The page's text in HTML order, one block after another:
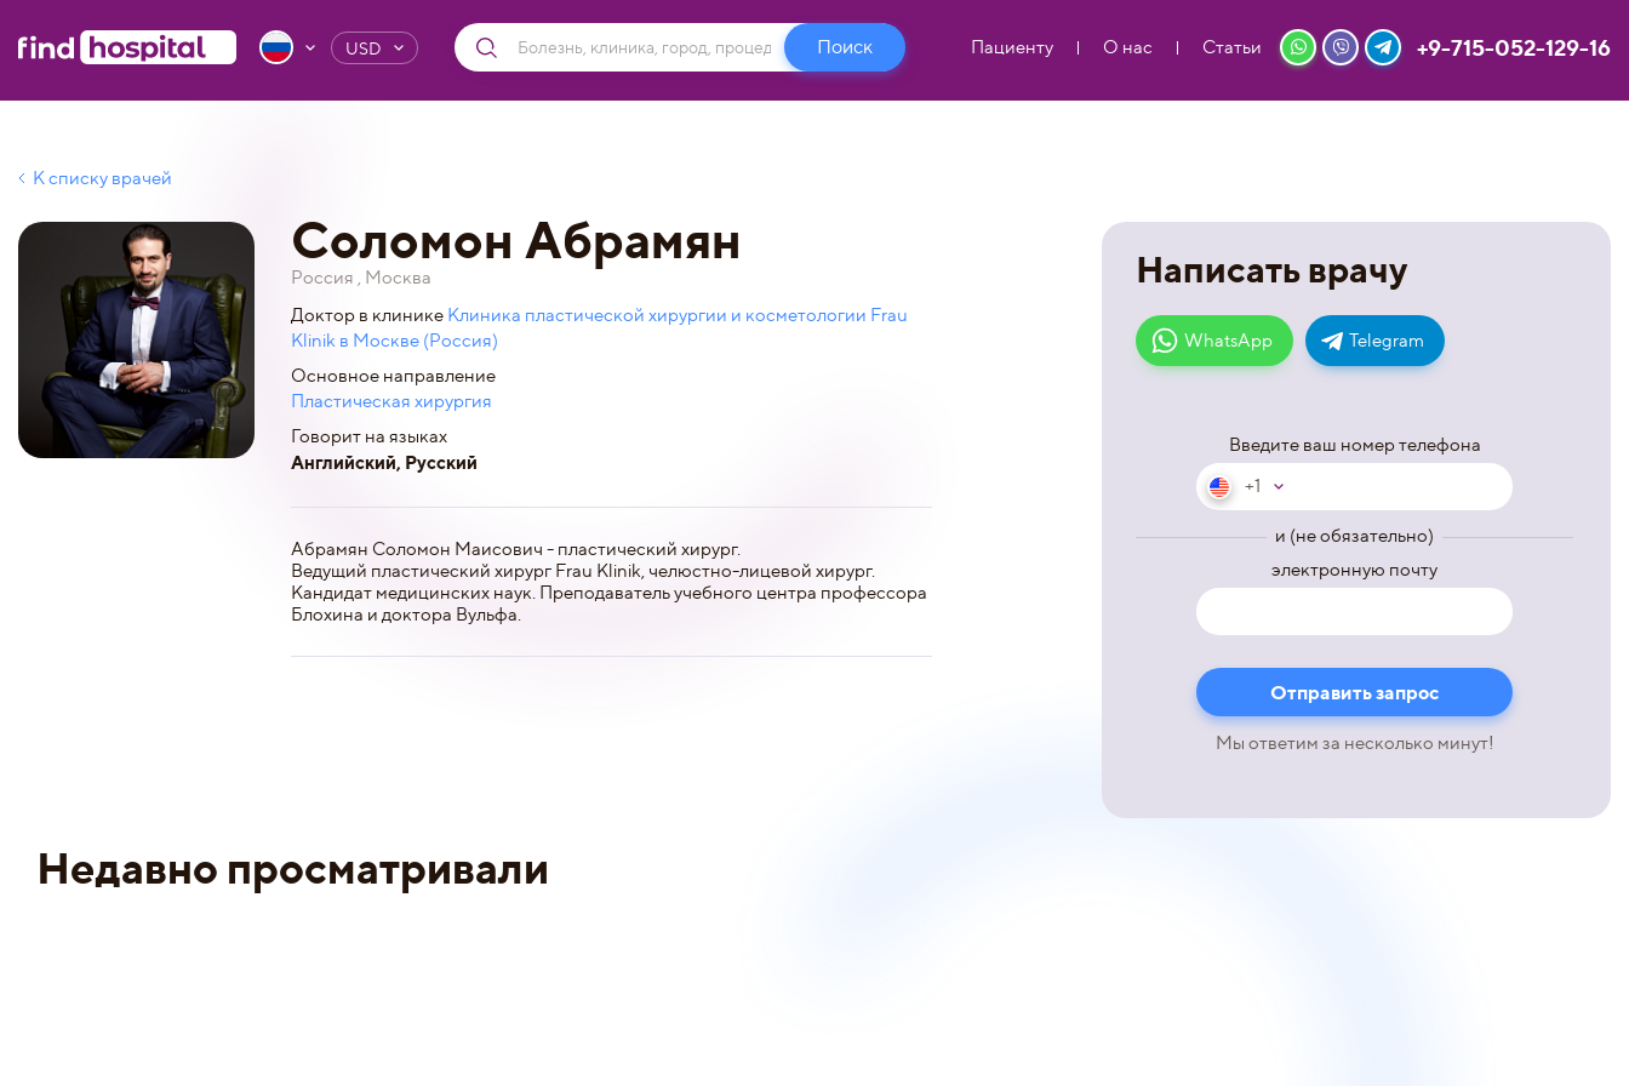
USD Пациенту О нас Статьи +9-715-052-129-16
К списку врачей
Написать врачу
WhatsApp Telegram
Введите ваш номер телефона
+1
и (не обязательно)
электронную почту
Мы ответим за несколько минут!
Соломон Абрамян
Россия , Москва
Доктор в клинике Клиника пластической хирургии и косметологии Frau
Klinik в Москве (Россия)
Основное направление
Пластическая хирургия
Говорит на языках
Английский, Русский
Абрамян Соломон Маисович - пластический хирург.
Ведущий пластический хирург Frau Klinik, челюстно-лицевой хирург.
Кандидат медицинских наук. Преподаватель учебного центра профессора
Блохина и доктора Вульфа.
Недавно просматривали